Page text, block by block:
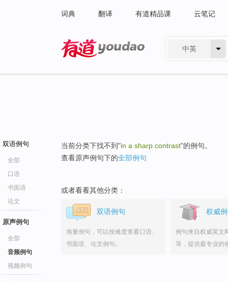
词典 翻译 有道精品课 云笔记
中英
双语例句
全部
口语
书面语
论文
原声例句
全部
音频例句
视频例句
当前分类下找不到"in a sharp contrast"的例句。
查看原声例句下的全部例句
或者看看其他分类：
双语例句
海量例句，可以按难度查看口语、
书面语、论文例句。
权威
例句来自权威英文
等，提供最专业的